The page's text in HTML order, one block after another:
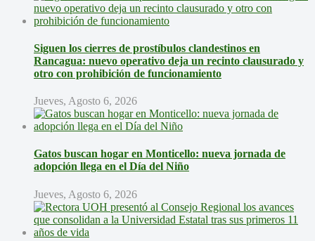
Siguen los cierres de prostíbulos clandestinos en
Rancagua: nuevo operativo deja un recinto clausurado y
otro con prohibición de funcionamiento
Jueves, Agosto 6, 2026
Gatos buscan hogar en Monticello: nueva jornada de
adopción llega en el Día del Niño
Jueves, Agosto 6, 2026